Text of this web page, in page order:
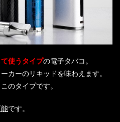
使うタイプの電子タバコ。
カーのリキッドを味わえます。
のタイプです。
です。